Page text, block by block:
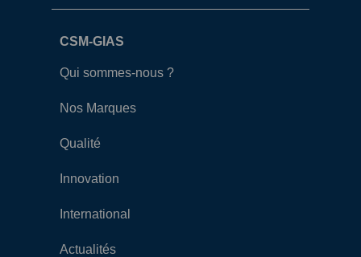
CSM-GIAS
Qui sommes-nous ?
Nos Marques
Qualité
Innovation
International
Actualités